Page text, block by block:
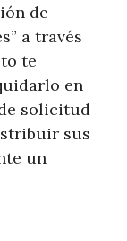
de
a través
te
en
solicitud
sus
un